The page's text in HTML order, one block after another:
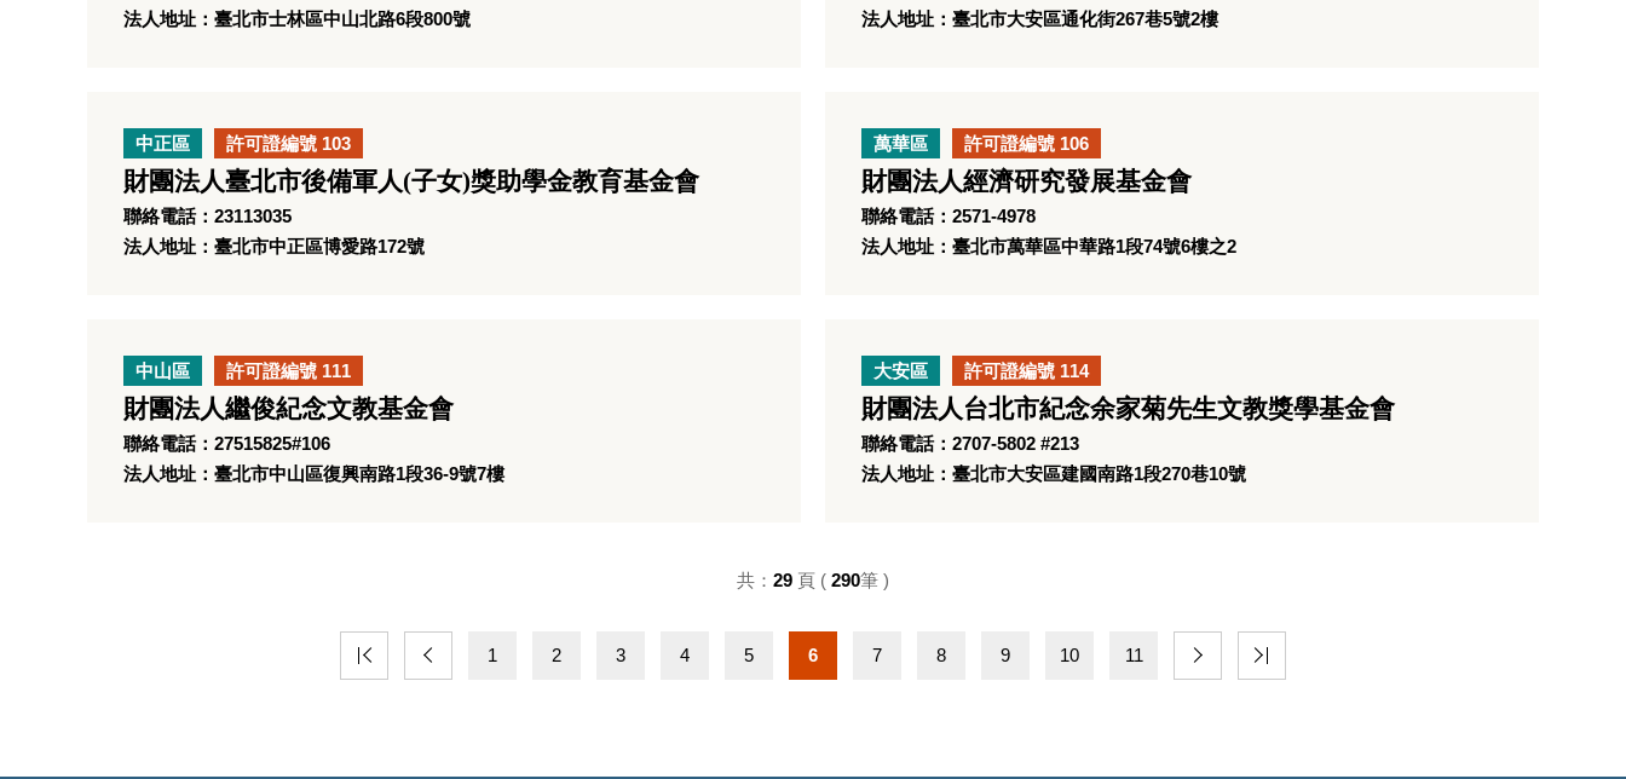
法人地址：臺北市士林區中山北路6段800號
法人地址：臺北市大安區通化街267巷5號2樓
中正區 許可證編號 103
財團法人臺北市後備軍人(子女)獎助學金教育基金會
聯絡電話：23113035
法人地址：臺北市中正區博愛路172號
萬華區 許可證編號 106
財團法人經濟研究發展基金會
聯絡電話：2571-4978
法人地址：臺北市萬華區中華路1段74號6樓之2
中山區 許可證編號 111
財團法人繼俊紀念文教基金會
聯絡電話：27515825#106
法人地址：臺北市中山區復興南路1段36-9號7樓
大安區 許可證編號 114
財團法人台北市紀念余家菊先生文教獎學基金會
聯絡電話：2707-5802 #213
法人地址：臺北市大安區建國南路1段270巷10號
1 2 3 4 5 6 7 8 9 10 11
共： 29 頁 ( 290筆 )